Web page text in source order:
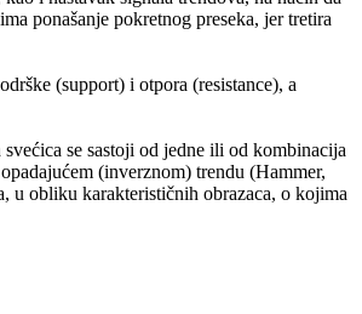
ponašanje pokretnog preseka, jer tretira
(support) i otpora (resistance), a
se sastoji od jedne ili od kombinacija
(inverznom) trendu (Hammer,
obliku karakterističnih obrazaca, o kojima